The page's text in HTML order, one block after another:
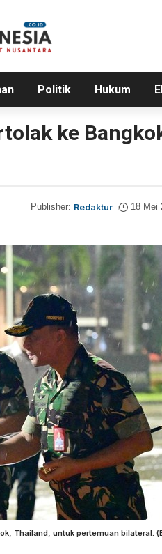
Politik Hukum
ke
Publisher: Redaktur 18 Mei
Thailand, untuk pertemuan bilateral.